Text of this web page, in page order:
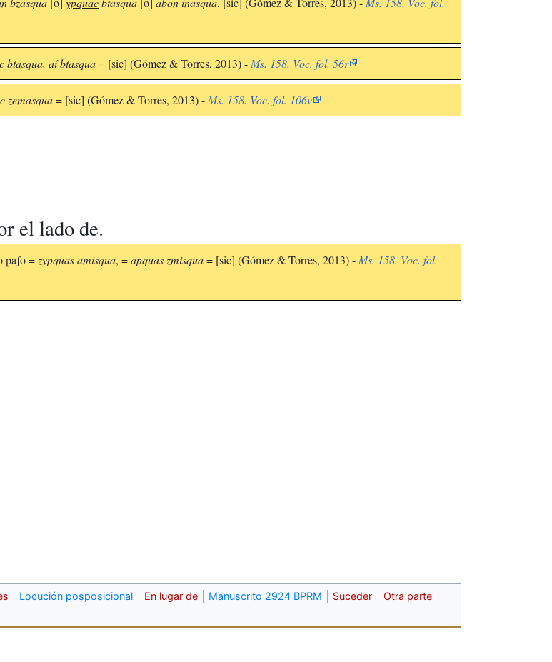
btasqua, aí btasqua= [sic] (Gómez & Torres, 2013) - Ms. 158. Voc. fol. 56r
zemasqua= [sic] (Gómez & Torres, 2013) - Ms. 158. Voc. fol. 106v
el lado de.
paʃo = zypquas amisqua, =apquas zmisqua= [sic] (Gómez & Torres, 2013) - Ms. 158. Voc. fol.
Locución posposicional En lugar de Manuscrito 2924 BPRM Suceder
Otra parte